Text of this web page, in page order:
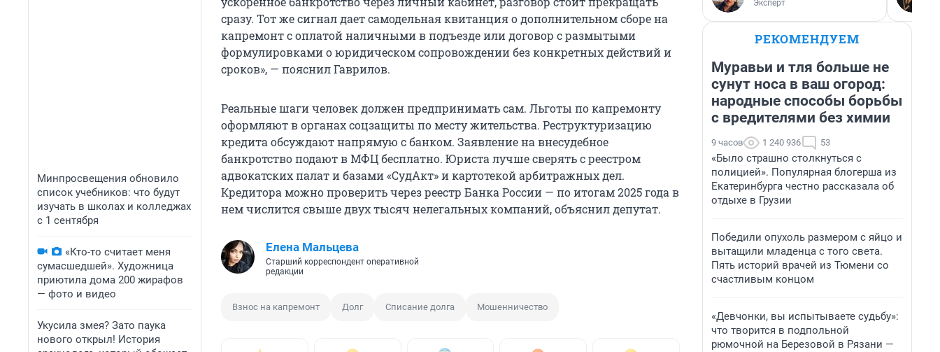
Минпросвещения обновило
список учебников: что будут
изучать в школах и колледжах
с 1 сентября
«Кто-то считает меня
сумасшедшей». Художница
приютила дома 200 жирафов
— фото и видео
Укусила змея? Зато паука
нового открыл! История
сразу. Тот же сигнал дает самодельная квитанция о дополнительном сборе на
капремонт с оплатой наличными в подъезде или договор с размытыми
формулировками о юридическом сопровождении без конкретных действий и
сроков», — пояснил Гаврилов.
Реальные шаги человек должен предпринимать сам. Льготы по капремонту
оформляют в органах соцзащиты по месту жительства. Реструктуризацию
кредита обсуждают напрямую с банком. Заявление на внесудебное
банкротство подают в МФЦ бесплатно. Юриста лучше сверять с реестром
адвокатских палат и базами «СудАкт» и картотекой арбитражных дел.
Кредитора можно проверить через реестр Банка России — по итогам 2025 года в
нем числится свыше двух тысяч нелегальных компаний, объяснил депутат.
Елена Мальцева
Старший корреспондент оперативной
редакции
Взнос на капремонт Долг Списание долга Мошенничество
Эксперт
РЕКОМЕНДУЕМ
Муравьи и тля больше не
сунут носа в ваш огород:
народные способы борьбы
с вредителями без химии
9 часов 1 240 936 53
«Было страшно столкнуться с
полицией». Популярная блогерша из
Екатеринбурга честно рассказала об
отдыхе в Грузии
Победили опухоль размером с яйцо и
вытащили младенца с того света.
Пять историй врачей из Тюмени со
счастливым концом
«Девчонки, вы испытываете судьбу»:
что творится в подпольной
рюмочной на Березовой в Рязани —